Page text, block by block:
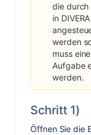
die durch
in DIVERA
werden
muss
Aufgabe
werden.
Schritt 1)
Öffnen Sie die